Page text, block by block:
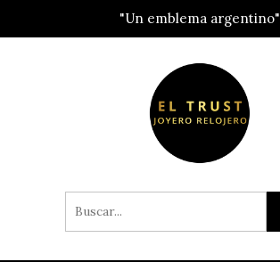
"Un emblema argentino"